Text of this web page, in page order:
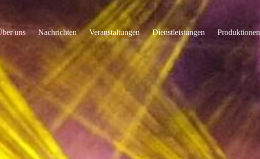
uns Nachrichten Veranstaltungen Dienstleistungen Produktionen